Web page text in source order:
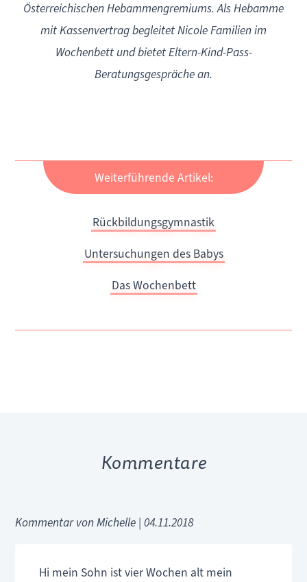
Österreichischen Hebammengremiums. Als Hebamme
mit Kassenvertrag begleitet Nicole Familien im
Wochenbett und bietet Eltern-Kind-Pass-
Beratungsgespräche an.
Weiterführende Artikel:
Rückbildungsgymnastik
Untersuchungen des Babys
Das Wochenbett
Kommentare
Kommentar von Michelle |04.11.2018
Hi mein Sohn ist vier Wochen alt mein